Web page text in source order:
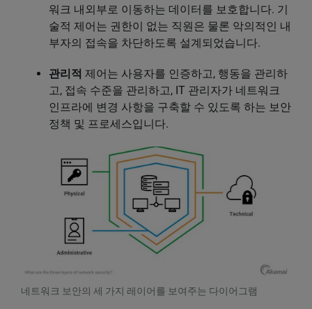
워크 내외부로 이동하는 데이터를 보호합니다. 기
술적 제어는 권한이 없는 직원은 물론 악의적인 내
부자의 접속을 차단하도록 설계되었습니다.
관리적 제어는 사용자를 인증하고, 행동을 관리하
고, 접속 수준을 관리하고, IT 관리자가 네트워크
인프라에 변경 사항을 구축할 수 있도록 하는 보안
정책 및 프로세스입니다.
네트워크 보안의 세 가지 레이어를 보여주는 다이어그램